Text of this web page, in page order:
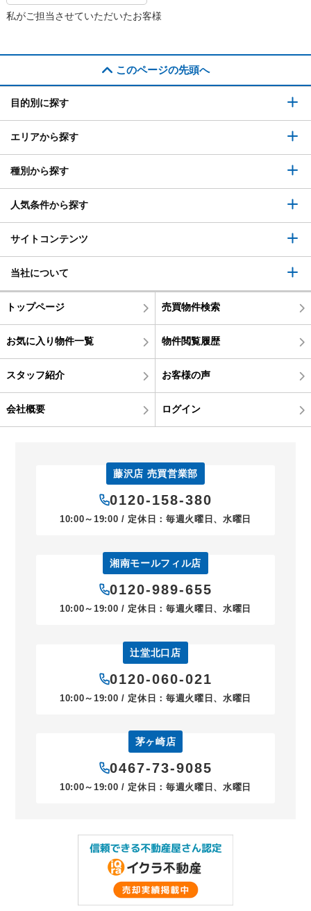
私がご担当させていただいたお客様
このページの先頭へ
目的別に探す
エリアから探す
種別から探す
人気条件から探す
サイトコンテンツ
当社について
トップページ 売買物件検索
お気に入り物件一覧 物件閲覧履歴
スタッフ紹介 お客様の声
会社概要 ログイン
藤沢店 売買営業部
0120-158-380
10:00～19:00 / 定休日：毎週火曜日、水曜日
湘南モールフィル店
0120-989-655
10:00～19:00 / 定休日：毎週火曜日、水曜日
辻堂北口店
0120-060-021
10:00～19:00 / 定休日：毎週火曜日、水曜日
茅ヶ崎店
0467-73-9085
10:00～19:00 / 定休日：毎週火曜日、水曜日